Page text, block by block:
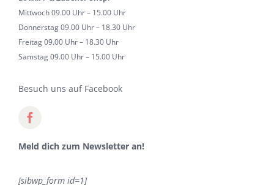
Mittwoch 09.00 Uhr – 15.00 Uhr
Donnerstag 09.00 Uhr – 18.30 Uhr
Freitag 09.00 Uhr – 18.30 Uhr
Samstag 09.00 Uhr – 15.00 Uhr
Besuch uns auf Facebook
Meld dich zum Newsletter an!
[sibwp_form id=1]